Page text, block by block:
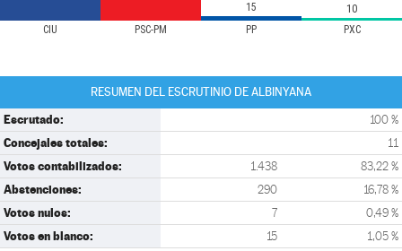
CIU PSC-PM PP PXC
15 10
RESUMEN DEL ESCRUTINIO DE ALBINYANA
Escrutado: 100 %
Concejales totales: 11
Votos contabilizados: 1.438 83,22 %
Abstenciones: 290 16,78 %
Votos nulos: 7 0,49 %
Votos en blanco: 15 1,05 %